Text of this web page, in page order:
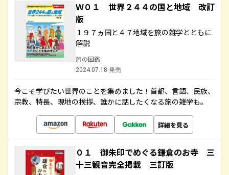
Ｗ０１ 世界２４４の国と地域 改訂
版
１９７ヵ国と４７地域を旅の雑学とともに
解説
旅の図鑑
2024.07.18 発売
今こそ学びたい世界のことを集めました！首都、言語、民族、
宗教、特長、現地の挨拶、誰かに話したくなる旅の雑学も。
詳細を見る
０１ 御朱印でめぐる鎌倉のお寺 三
十三観音完全掲載 三訂版